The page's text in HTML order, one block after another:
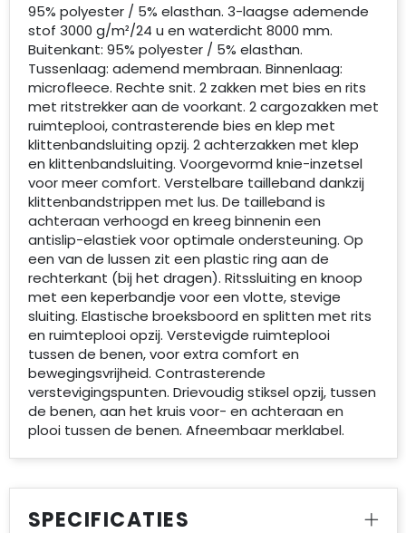
95% polyester / 5% elasthan. 3-laagse ademende
stof 3000 g/m²/24 u en waterdicht 8000 mm.
Buitenkant: 95% polyester / 5% elasthan.
Tussenlaag: ademend membraan. Binnenlaag:
microfleece. Rechte snit. 2 zakken met bies en rits
met ritstrekker aan de voorkant. 2 cargozakken met
ruimteplooi, contrasterende bies en klep met
klittenbandsluiting opzij. 2 achterzakken met klep
en klittenbandsluiting. Voorgevormd knie-inzetsel
voor meer comfort. Verstelbare tailleband dankzij
klittenbandstrippen met lus. De tailleband is
achteraan verhoogd en kreeg binnenin een
antislip-elastiek voor optimale ondersteuning. Op
een van de lussen zit een plastic ring aan de
rechterkant (bij het dragen). Ritssluiting en knoop
met een keperbandje voor een vlotte, stevige
sluiting. Elastische broeksboord en splitten met rits
en ruimteplooi opzij. Verstevigde ruimteplooi
tussen de benen, voor extra comfort en
bewegingsvrijheid. Contrasterende
verstevigingspunten. Drievoudig stiksel opzij, tussen
de benen, aan het kruis voor- en achteraan en
plooi tussen de benen. Afneembaar merklabel.
SPECIFICATIES